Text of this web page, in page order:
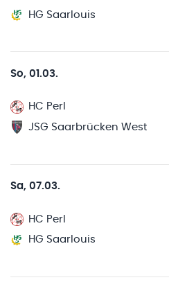
HG Saarlouis
So, 01.03.
HC Perl
JSG Saarbrücken West
Sa, 07.03.
HC Perl
HG Saarlouis